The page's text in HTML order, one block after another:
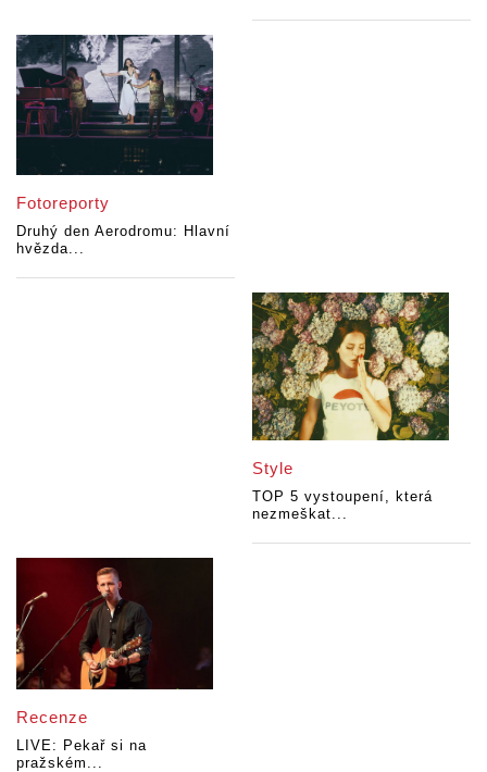
Fotoreporty
Druhý den Aerodromu: Hlavní
hvězda...
Style
TOP 5 vystoupení, která
nezmeškat...
Recenze
LIVE: Pekař si na
pražském...